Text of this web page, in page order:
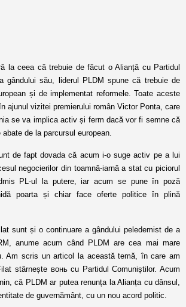
la ceea că trebuie de făcut o Alianță cu Partidul
gândului său, liderul PLDM spune că trebuie de
și de implementat reformele. Toate aceste
ajunul vizitei premierului român Victor Ponta, care
se va implica activ și ferm dacă vor fi semne că
de la parcursul european.
de fapt dovada că acum i-o suge activ pe a lui
negocierilor din toamnă-iarnă a stat cu piciorul
PL-ul la putere, iar acum se pune în poză
poarta și chiar face oferte politice în plină
sunt și o continuare a gândului peledemist de a
anume acum când PLDM are cea mai mare
Am scris un articol la această temă, în care am
stârnește вонь cu Partidul Comuniștilor. Acum
că PLDM ar putea renunța la Alianța cu dânsul,
de guvernământ, cu un nou acord politic.